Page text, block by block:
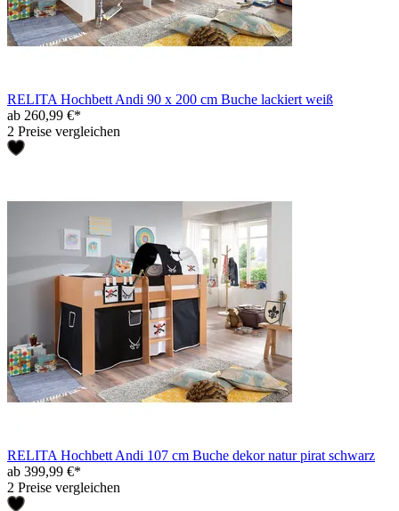
RELITA Hochbett Andi 90 x 200 cm Buche lackiert weiß
ab 260,99 €*
2 Preise vergleichen
RELITA Hochbett Andi 107 cm Buche dekor natur pirat schwarz
ab 399,99 €*
2 Preise vergleichen